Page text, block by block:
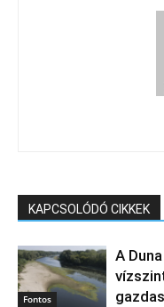
KAPCSOLÓDÓ CIKKEK
Fontos
A